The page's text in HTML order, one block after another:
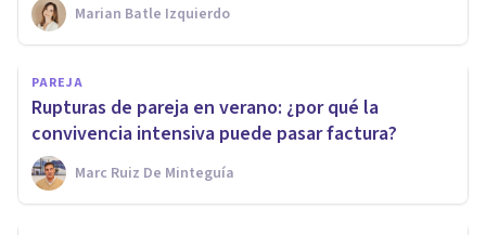
Marian Batle Izquierdo
PAREJA
Rupturas de pareja en verano: ¿por qué la
convivencia intensiva puede pasar factura?
Marc Ruiz De Minteguía